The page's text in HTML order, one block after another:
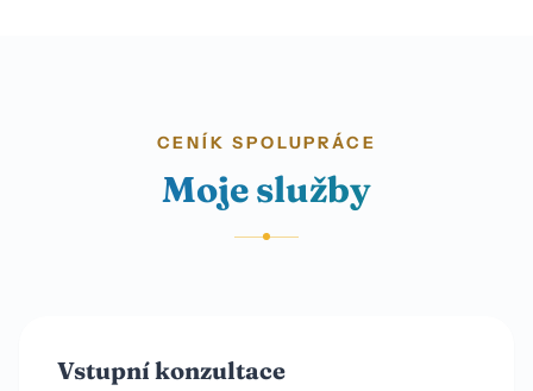
CENÍK SPOLUPRÁCE
Moje služby
Vstupní konzultace